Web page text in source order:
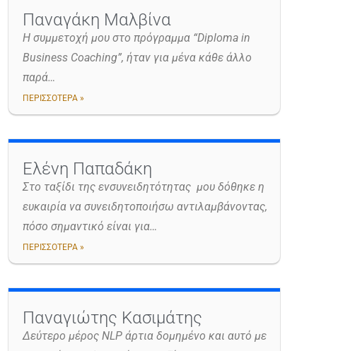
Παναγάκη Μαλβίνα
Η συμμετοχή μου στο πρόγραμμα “Diploma in
Business Coaching”, ήταν για μένα κάθε άλλο
παρά…
ΠΕΡΙΣΣΟΤΕΡΑ »
Ελένη Παπαδάκη
Στο ταξίδι της ενσυνειδητότητας μου δόθηκε η
ευκαιρία να συνειδητοποιήσω αντιλαμβάνοντας,
πόσο σημαντικό είναι για…
ΠΕΡΙΣΣΟΤΕΡΑ »
Παναγιώτης Κασιμάτης
Δεύτερο μέρος NLP άρτια δομημένο και αυτό με